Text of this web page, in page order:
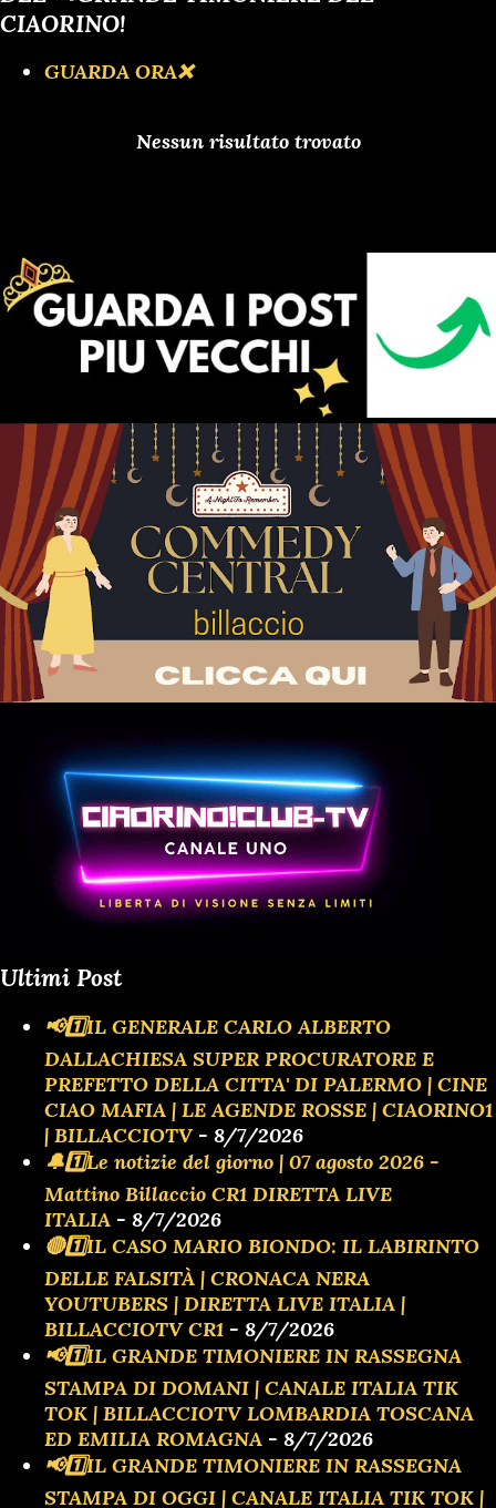
CIAORINO!
GUARDA ORA❌️
Nessun risultato trovato
Ultimi Post
📢1️⃣IL GENERALE CARLO ALBERTO
DALLACHIESA SUPER PROCURATORE E
PREFETTO DELLA CITTA' DI PALERMO | CINE
CIAO MAFIA | LE AGENDE ROSSE | CIAORINO1
| BILLACCIOTV- 8/7/2026
🔔1️⃣Le notizie del giorno | 07 agosto 2026 -
Mattino Billaccio CR1 DIRETTA LIVE
ITALIA - 8/7/2026
🔴1️⃣IL CASO MARIO BIONDO: IL LABIRINTO
DELLE FALSITÀ | CRONACA NERA
YOUTUBERS | DIRETTA LIVE ITALIA |
BILLACCIOTV CR1 - 8/7/2026
📢1️⃣IL GRANDE TIMONIERE IN RASSEGNA
STAMPA DI DOMANI | CANALE ITALIA TIK
TOK | BILLACCIOTV LOMBARDIA TOSCANA
ED EMILIA ROMAGNA - 8/7/2026
📢1️⃣IL GRANDE TIMONIERE IN RASSEGNA
STAMPA DI OGGI | CANALE ITALIA TIK TOK |